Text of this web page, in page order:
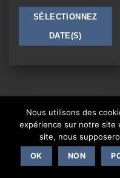
SÉLECTIONNEZ
DATE(S)
Copyright 2026 ©
Nous utilisons des
expérience sur notre site
site, nous
OK NON